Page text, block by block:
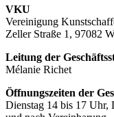
VKU
Vereinigung
Zeller Straße 1, 97082
Leitung der
Mélanie Richet
Öffnungszeiten der
Dienstag 14 bis 17 Uhr,